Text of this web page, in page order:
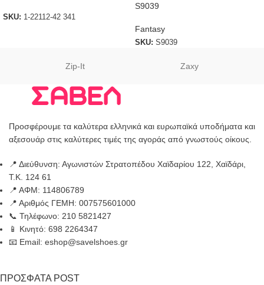
SKU: 1-22112-42 341
S9039
Fantasy
SKU: S9039
Zip-It Zaxy
Προσφέρουμε τα καλύτερα ελληνικά και ευρωπαϊκά υποδήματα και
αξεσουάρ στις καλύτερες τιμές της αγοράς από γνωστούς οίκους.
📍 Διεύθυνση: Αγωνιστών Στρατοπέδου Χαϊδαρίου 122, Χαϊδάρι,
Τ.Κ. 124 61
📍 ΑΦΜ: 114806789
📍 Αριθμός ΓΕΜΗ: 007575601000
📞 Τηλέφωνο: 210 5821427
📱 Κινητό: 698 2264347
📧 Email: eshop@savelshoes.gr
ΠΡΟΣΦΑΤΑ POST